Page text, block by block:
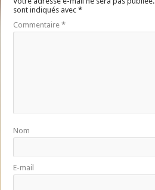
sont indiqués avec*
Commentaire*
Nom
E-mail